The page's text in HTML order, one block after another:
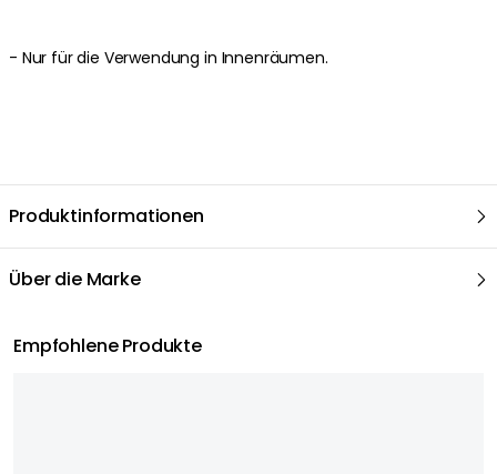
- Nur für die Verwendung in Innenräumen.
Produktinformationen
Über die Marke
Empfohlene Produkte